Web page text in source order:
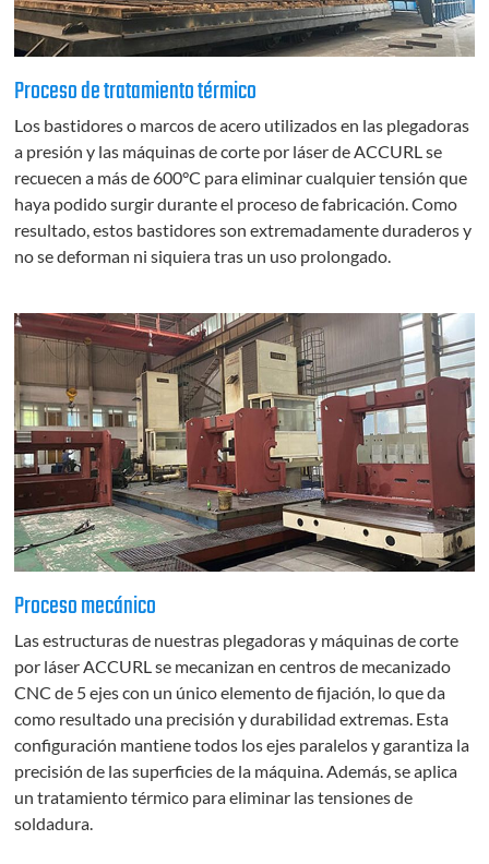
Proceso de tratamiento térmico
Los bastidores o marcos de acero utilizados en las plegadoras
a presión y las máquinas de corte por láser de ACCURL se
recuecen a más de 600°C para eliminar cualquier tensión que
haya podido surgir durante el proceso de fabricación. Como
resultado, estos bastidores son extremadamente duraderos y
no se deforman ni siquiera tras un uso prolongado.
Proceso mecánico
Las estructuras de nuestras plegadoras y máquinas de corte
por láser ACCURL se mecanizan en centros de mecanizado
CNC de 5 ejes con un único elemento de fijación, lo que da
como resultado una precisión y durabilidad extremas. Esta
configuración mantiene todos los ejes paralelos y garantiza la
precisión de las superficies de la máquina. Además, se aplica
un tratamiento térmico para eliminar las tensiones de
soldadura.